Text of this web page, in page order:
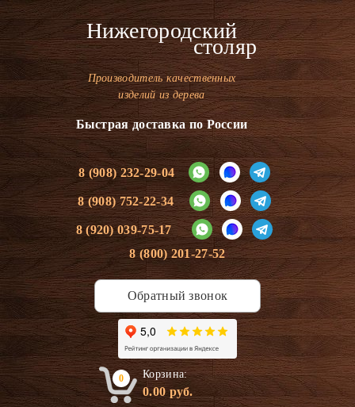
Нижегородский
столяр
Производитель качественных
изделий из дерева
Быстрая доставка по России
8 (908) 232-29-04
8 (908) 752-22-34
8 (920) 039-75-17
8 (800) 201-27-52
Обратный звонок
0 Корзина:
0.00руб.